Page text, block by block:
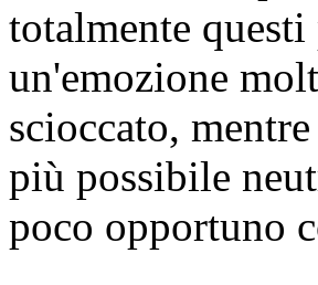
totalmente
un'emozione
scioccato,
più possibile
poco opportuno